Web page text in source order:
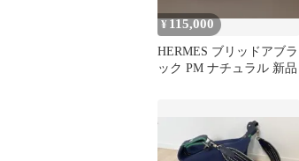
¥ 115,000
HERMES ブリッドアブラ
ック PM ナチュラル 新品